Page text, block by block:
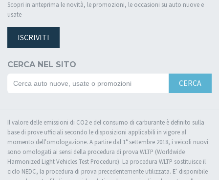
Scopri in anteprima le novità, le promozioni, le occasioni su auto nuove e
usate
ISCRIVITI
CERCA NEL SITO
CERCA
Il valore delle emissioni di CO2 e del consumo di carburante è definito sulla
base di prove ufficiali secondo le disposizioni applicabili in vigore al
momento dell'omologazione. A partire dal 1° settembre 2018, i veicoli nuovi
sono omologati ai sensi della procedura di prova WLTP (Worldwide
Harmonized Light Vehicles Test Procedure). La procedura WLTP sostituisce il
ciclo NEDC, la procedura di prova precedentemente utilizzata. E’ disponibile